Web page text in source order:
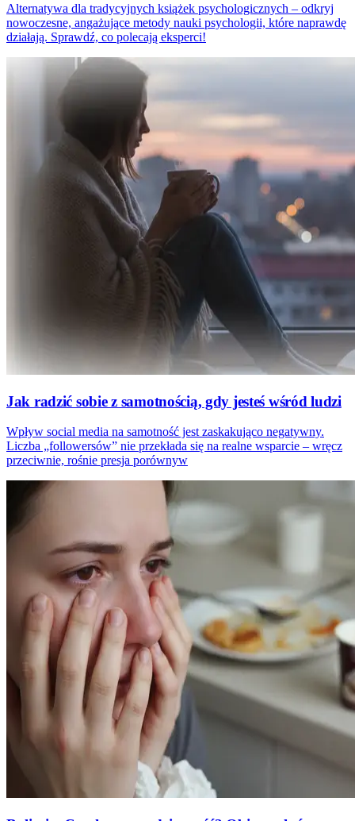
Alternatywa dla tradycyjnych książek psychologicznych – odkryj
nowoczesne, angażujące metody nauki psychologii, które naprawdę
działają. Sprawdź, co polecają eksperci!
Jak radzić sobie z samotnością, gdy jesteś wśród ludzi
Wpływ social media na samotność jest zaskakująco negatywny.
Liczba „followersów” nie przekłada się na realne wsparcie – wręcz
przeciwnie, rośnie presja porównyw